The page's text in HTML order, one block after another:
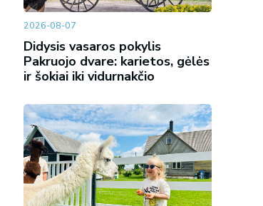
2026-08-07
Didysis vasaros pokylis
Pakruojo dvare: karietos, gėlės
ir šokiai iki vidurnakčio